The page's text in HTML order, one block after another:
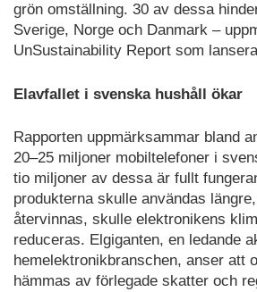
grön omställning. 30 av dessa
Sverige, Norge och Danmark –
UnSustainability Report som
Elavfallet i svenska hushåll ökar
Rapporten uppmärksammar bland
20–25 miljoner mobiltelefoner i
tio miljoner av dessa är fullt
produkterna skulle användas
återvinnas, skulle elektronikens
reduceras. Elgiganten, en ledande
hemelektronikbranschen, anser att
hämmas av förlegade skatter och